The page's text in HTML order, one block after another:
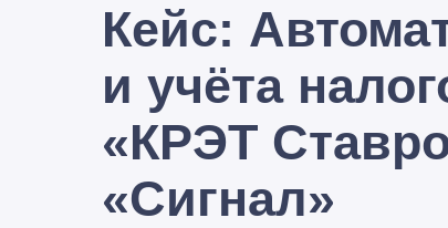
Кейс:
и учёта
«КРЭТ
«Сигнал»